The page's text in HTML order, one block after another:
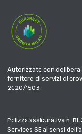
Autorizzato con delibera
fornitore di servizi di
2020/1503
Polizza assicurativa n.
Services SE ai sensi